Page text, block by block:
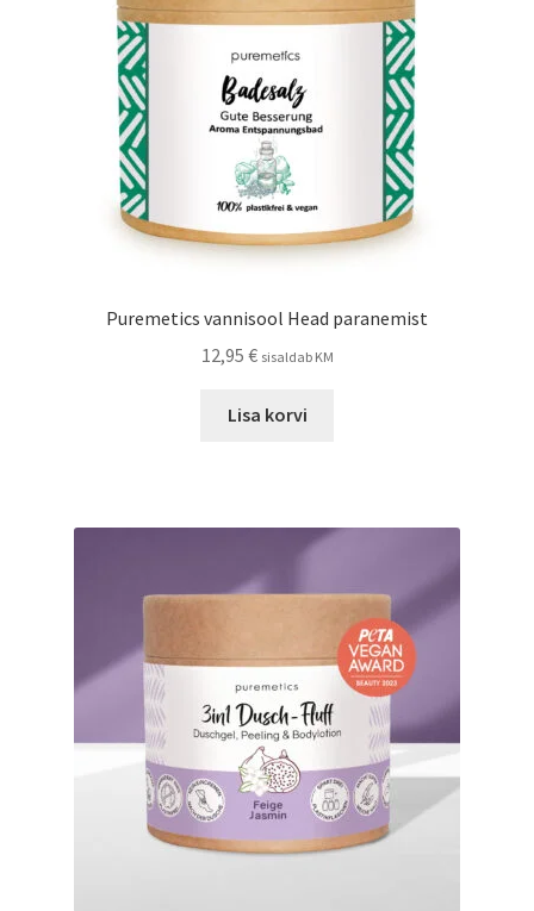
Puremetics vannisool Head paranemist
12,95 € sisaldab KM
Lisa korvi